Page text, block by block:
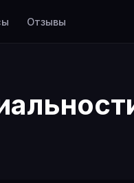
Отзывы